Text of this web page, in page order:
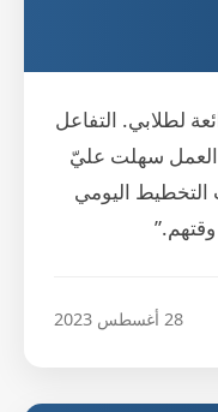
لطلابي. التفاعل
العمل سهلت عليّ
اليومي
28 أغسطس 2023